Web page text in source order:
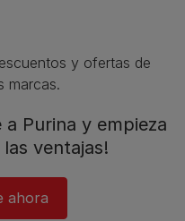
y ofertas de
marcas.​
Purina y empieza
ventajas!​
ahora